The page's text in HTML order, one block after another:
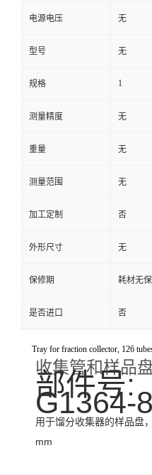
电源电压 无
型号 无
规格 1
测量精度 无
重量 无
测量范围 无
加工定制 否
外形尺寸 无
保修期 耗材无
是否进口 否
Tray for fraction collector, 126
收集管和样品
部件号:
G1364-
用于馏分收集器的样品盘
mm